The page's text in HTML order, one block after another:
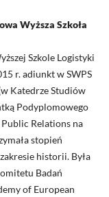
Wyższa Szkoła
Szkole Logistyki
r. adiunkt w SWPS
Katedrze Studiów
Podyplomowego
Relations na
stopień
historii. Była
Badań
of European